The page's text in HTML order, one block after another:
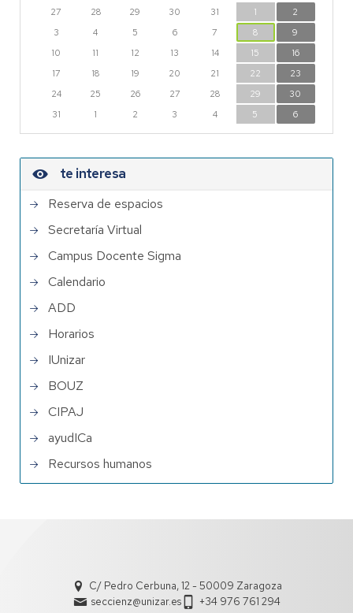
27
28 29 30 31 1
2
3
4 5 6 7 8
9
10
11 12 13 14 15
16
17
18 19 20 21 22
23
24
25 26 27 28 29
30
31
1 2 3 4 5 6
te interesa
Reserva de espacios
Secretaría Virtual
Campus Docente Sigma
Calendario
ADD
Horarios
IUnizar
BOUZ
CIPAJ
ayudICa
Recursos humanos
C/ Pedro Cerbuna, 12 - 50009 Zaragoza
seccienz@unizar.es
+34 976 761 294